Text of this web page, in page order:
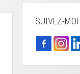
SUIVEZ-MOI